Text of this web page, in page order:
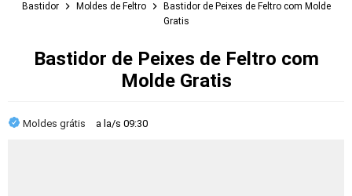
Bastidor
Moldes de Feltro
Bastidor de Peixes de Feltro com Molde
Gratis
Bastidor de Peixes de Feltro com
Molde Gratis
Moldes grátis a la/s 09:30